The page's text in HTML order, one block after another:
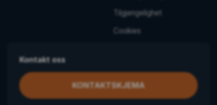
Tilgjengelighet
Cookies
Kontakt oss
KONTAKTSKJEMA